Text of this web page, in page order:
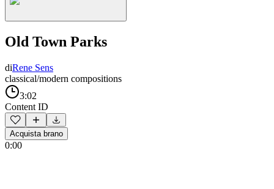
Old Town Parks
diRene Sens
classical/modern compositions
3:02
Content ID
Acquista brano
0:00